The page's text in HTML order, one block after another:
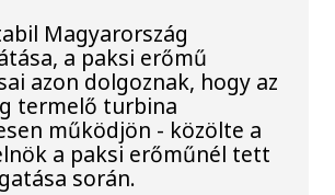
Magyarország
a paksi erőmű
azon dolgoznak, hogy az
termelő turbina
működjön - közölte a
a paksi erőműnél tett
során.